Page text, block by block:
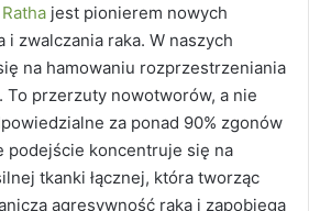
jest pionierem nowych
zwalczania raka. W naszych
na hamowaniu rozprzestrzeniania
To przerzuty nowotworów, a nie
za ponad 90% zgonów
podejście koncentruje się na
tkanki łącznej, która tworząc
agresywność raka i zapobiega